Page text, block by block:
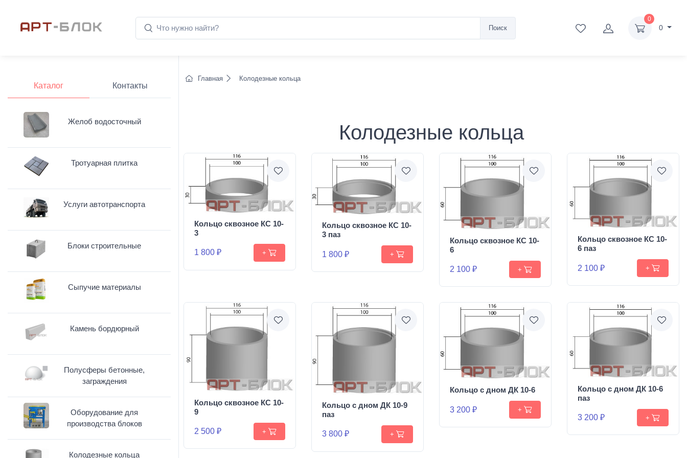
Поиск
0
0
Главная Колодезные кольца
Колодезные кольца
Кольцо сквозное КС 10-
3
1 800 ₽ +
Кольцо сквозное КС 10-
3 паз
1 800 ₽ +
Кольцо сквозное КС 10-
6
2 100 ₽ +
Кольцо сквозное КС 10-
6 паз
2 100 ₽ +
Кольцо сквозное КС 10-
9
2 500 ₽ +
Кольцо с дном ДК 10-9
паз
3 800 ₽ +
Кольцо с дном ДК 10-6
3 200 ₽ +
Кольцо с дном ДК 10-6
паз
3 200 ₽ +
Каталог Контакты
Желоб водосточный
Тротуарная плитка
Услуги автотранспорта
Блоки строительные
Сыпучие материалы
Камень бордюрный
Полусферы бетонные,
заграждения
Оборудование для
производства блоков
Колодезные кольца